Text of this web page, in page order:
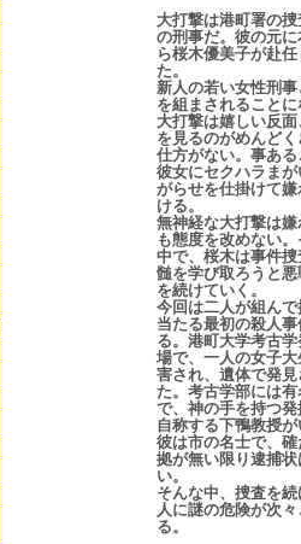
大打撃は港町署の
の刑事だ。彼の元に
ら桜木優美子が赴
た。
新人の若い女性刑事
を組まされること
大打撃は嬉しい反
を見るのがめんど
仕方がない。事ある
彼女にセクハラまが
がらせを仕掛けて嫌
ける。
無神経な大打撃は嫌
も態度を改めない
中で、桜木は事件捜
髄を学び取ろうと悪
を続けていく。
今回は二人が組んで
当たる最初の殺人
る。港町大学考古
場で、一人の女子大
害され、遺体で発見
た。考古学部には有
で、神の手を持つ発
自称する下鴨教授
彼は市の名士で、確
拠が無い限り逮捕状
い。
そんな中、捜査を
人に謎の危険が次々
る。